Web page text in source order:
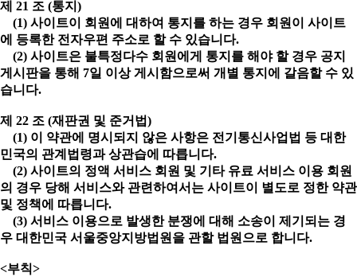
제 21 조 (통지)
(1) 사이트이 회원에 대하여 통지를 하는 경우 회원이 사이트
에 등록한 전자우편 주소로 할 수 있습니다.
(2) 사이트은 불특정다수 회원에게 통지를 해야 할 경우 공지
게시판을 통해 7일 이상 게시함으로써 개별 통지에 갈음할 수 있
습니다.
제 22 조 (재판권 및 준거법)
(1) 이 약관에 명시되지 않은 사항은 전기통신사업법 등 대한
민국의 관계법령과 상관습에 따릅니다.
(2) 사이트의 정액 서비스 회원 및 기타 유료 서비스 이용 회원
의 경우 당해 서비스와 관련하여서는 사이트이 별도로 정한 약관
및 정책에 따릅니다.
(3) 서비스 이용으로 발생한 분쟁에 대해 소송이 제기되는 경
우 대한민국 서울중앙지방법원을 관할 법원으로 합니다.
<부칙>